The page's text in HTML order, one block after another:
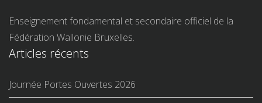
Enseignement fondamental et secondaire officiel de la
Fédération Wallonie Bruxelles.
Articles récents
Journée Portes Ouvertes 2026